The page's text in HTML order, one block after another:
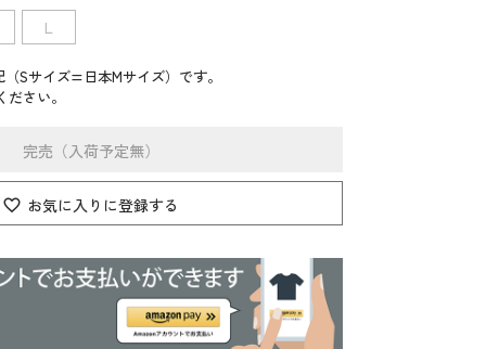
L
Sサイズ=日本Mサイズ）です。
さい。
完売（入荷予定無）
お気に入りに登録する